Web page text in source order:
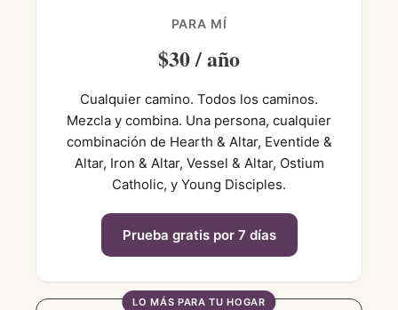
PARA MÍ
$30 / año
Cualquier camino. Todos los caminos.
Mezcla y combina. Una persona, cualquier
combinación de Hearth & Altar, Eventide &
Altar, Iron & Altar, Vessel & Altar, Ostium
Catholic, y Young Disciples.
Prueba gratis por 7 días
LO MÁS PARA TU HOGAR